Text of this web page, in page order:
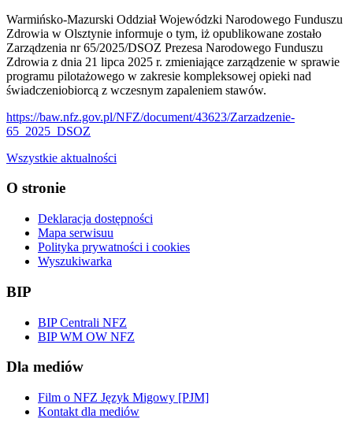
Warmińsko-Mazurski Oddział Wojewódzki Narodowego Funduszu
Zdrowia w Olsztynie informuje o tym, iż opublikowane zostało
Zarządzenia nr 65/2025/DSOZ Prezesa Narodowego Funduszu
Zdrowia z dnia 21 lipca 2025 r. zmieniające zarządzenie w sprawie
programu pilotażowego w zakresie kompleksowej opieki nad
świadczeniobiorcą z wczesnym zapaleniem stawów.
https://baw.nfz.gov.pl/NFZ/document/43623/Zarzadzenie-
65_2025_DSOZ
Wszystkie aktualności
O stronie
Deklaracja dostępności
Mapa serwisuu
Polityka prywatności i cookies
Wyszukiwarka
BIP
BIP Centrali NFZ
BIP WM OW NFZ
Dla mediów
Film o NFZ Język Migowy [PJM]
Kontakt dla mediów